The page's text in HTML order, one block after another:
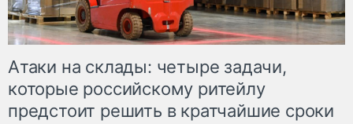
Атаки на склады: четыре задачи,
которые российскому ритейлу
предстоит решить в кратчайшие сроки